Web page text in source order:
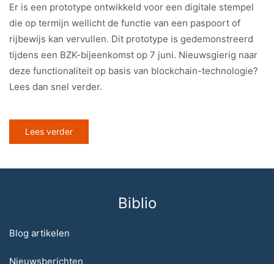
Er is een prototype ontwikkeld voor een digitale stempel
die op termijn wellicht de functie van een paspoort of
rijbewijs kan vervullen. Dit prototype is gedemonstreerd
tijdens een BZK-bijeenkomst op 7 juni. Nieuwsgierig naar
deze functionaliteit op basis van blockchain-technologie?
Lees dan snel verder.
Lees verder
Biblio
Blog artikelen
Nieuwsberichten